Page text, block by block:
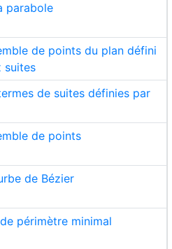
parabole
de points du plan défini
suites
de suites définies par
de points
de Bézier
périmètre minimal